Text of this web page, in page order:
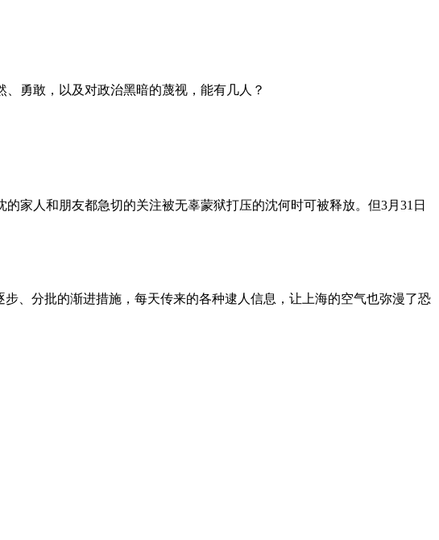
勇敢，以及对政治黑暗的蔑视，能有几人？
家人和朋友都急切的关注被无辜蒙狱打压的沈何时可被释放。但3月31日
、分批的渐进措施，每天传来的各种逮人信息，让上海的空气也弥漫了恐